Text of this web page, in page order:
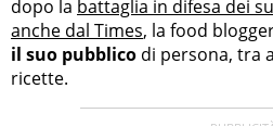
dopo la battaglia in difesa dei
anche dal Times, la food
il suo pubblico di persona, tra
ricette.